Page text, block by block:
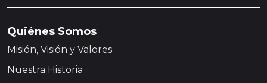
Quiénes Somos
Misión, Visión y Valores
Nuestra Historia